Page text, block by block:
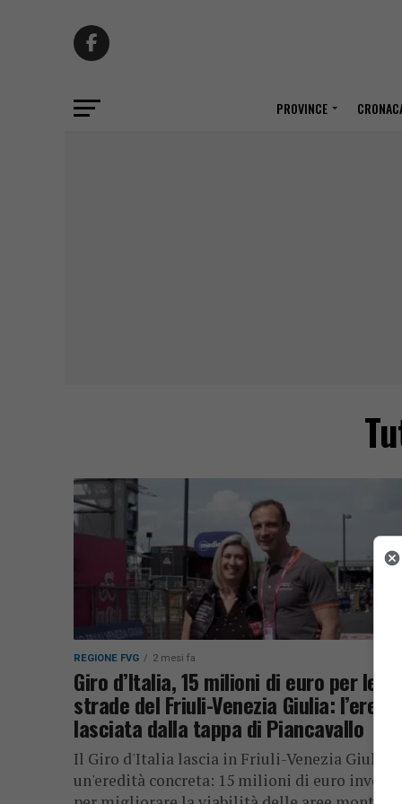
PROVINCE
REGIONE FVG 2 mesi fa
Giro d’Italia, 15 milioni di euro per le
strade del Friuli-Venezia Giulia: l’eredità
lasciata dalla tappa di Piancavallo
Il Giro d'Italia lascia in Friuli-Venezia Giulia
un'eredità concreta: 15 milioni di euro investiti